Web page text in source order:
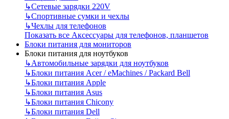
↳Сетевые зарядки 220V
↳Спортивные сумки и чехлы
↳Чехлы для телефонов
Показать все Аксессуары для телефонов, планшетов
Блоки питания для мониторов
Блоки питания для ноутбуков
↳Автомобильные зарядки для ноутбуков
↳Блоки питания Acer / eMachines / Packard Bell
↳Блоки питания Apple
↳Блоки питания Asus
↳Блоки питания Chicony
↳Блоки питания Dell